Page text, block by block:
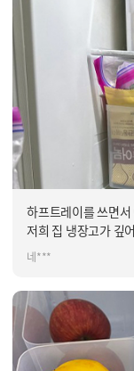
하프트레이를 쓰면
저희 집 냉장고가 깊
이 있었는데 롱트레
물건 하나하나 정리
겉에서 볼땐 엄청 정
다:) 강추!!!
네***